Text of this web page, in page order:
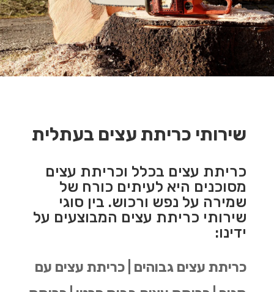
שירותי כריתת עצים בעתלית
כריתת עצים בכלל וכריתת עצים
מסוכנים היא לעיתים כורח של
שמירה על נפש ורכוש. בין סוגי
שירותי כריתת עצים המבוצעים על
ידינו:
כריתת עצים גבוהים | כריתת עצים עם